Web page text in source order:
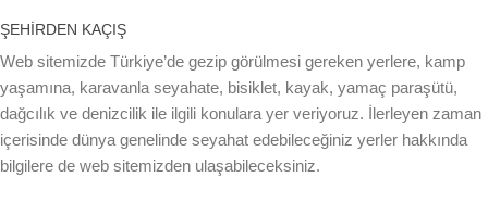
ŞEHIRDEN KAÇIŞ
Web sitemizde Türkiye’de gezip görülmesi gereken yerlere, kamp
yaşamına, karavanla seyahate, bisiklet, kayak, yamaç paraşütü,
dağcılık ve denizcilik ile ilgili konulara yer veriyoruz. İlerleyen zaman
içerisinde dünya genelinde seyahat edebileceğiniz yerler hakkında
bilgilere de web sitemizden ulaşabileceksiniz.